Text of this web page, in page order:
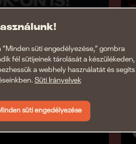
tiktokon,
le semmiről!
süti engedélyezése,” gombra
fél sütijeinek tárolását a készülékeden,
a webhely használatát és segíts
Süti Irányelvek
süti engedélyezése